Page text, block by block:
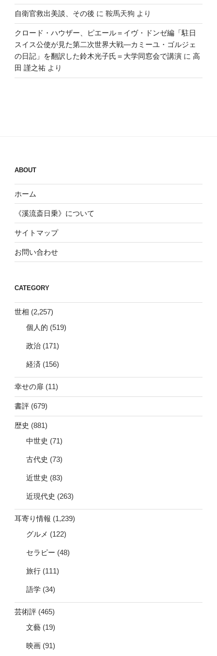
自衛官救出美談、その後 に 鞍馬天狗 より
クロード・ハウザー、ピエール＝イヴ・ドンゼ編「駐日
スイス公使が見た第二次世界大戦―カミーユ・ゴルジェ
の日記」を翻訳した鈴木光子氏＝大学同窓会で講演 に 高
田 謹之祐 より
ABOUT
ホーム
《溪流斎日乗》について
サイトマップ
お問い合わせ
CATEGORY
世相 (2,257)
個人的 (519)
政治 (171)
経済 (156)
幸せの扉 (11)
書評 (679)
歴史 (881)
中世史 (71)
古代史 (73)
近世史 (83)
近現代史 (263)
耳寄り情報 (1,239)
グルメ (122)
セラピー (48)
旅行 (111)
語学 (34)
芸術評 (465)
文藝 (19)
映画 (91)